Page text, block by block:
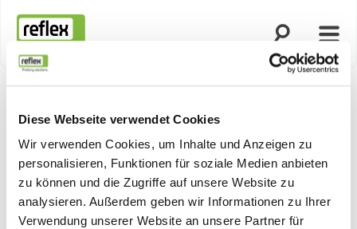
Diese Webseite verwendet Cookies
Wir verwenden Cookies, um Inhalte und Anzeigen zu
personalisieren, Funktionen für soziale Medien anbieten
zu können und die Zugriffe auf unsere Website zu
analysieren. Außerdem geben wir Informationen zu Ihrer
Verwendung unserer Website an unsere Partner für
Startseite
Suche öffnen